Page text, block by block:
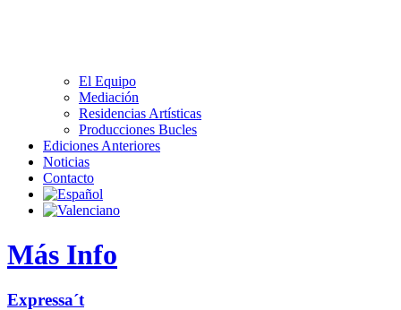
El Equipo
Mediación
Residencias Artísticas
Producciones Bucles
Ediciones Anteriores
Noticias
Contacto
Más Info
Expressa´t